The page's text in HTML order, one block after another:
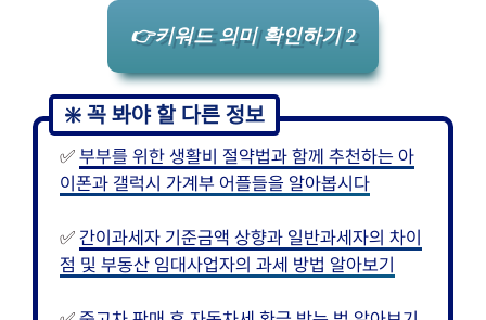
👉키워드 의미 확인하기 2
✅ 부부를 위한 생활비 절약법과 함께 추천하는 아
이폰과 갤럭시 가계부 어플들을 알아봅시다
✅ 간이과세자 기준금액 상향과 일반과세자의 차이
점 및 부동산 임대사업자의 과세 방법 알아보기